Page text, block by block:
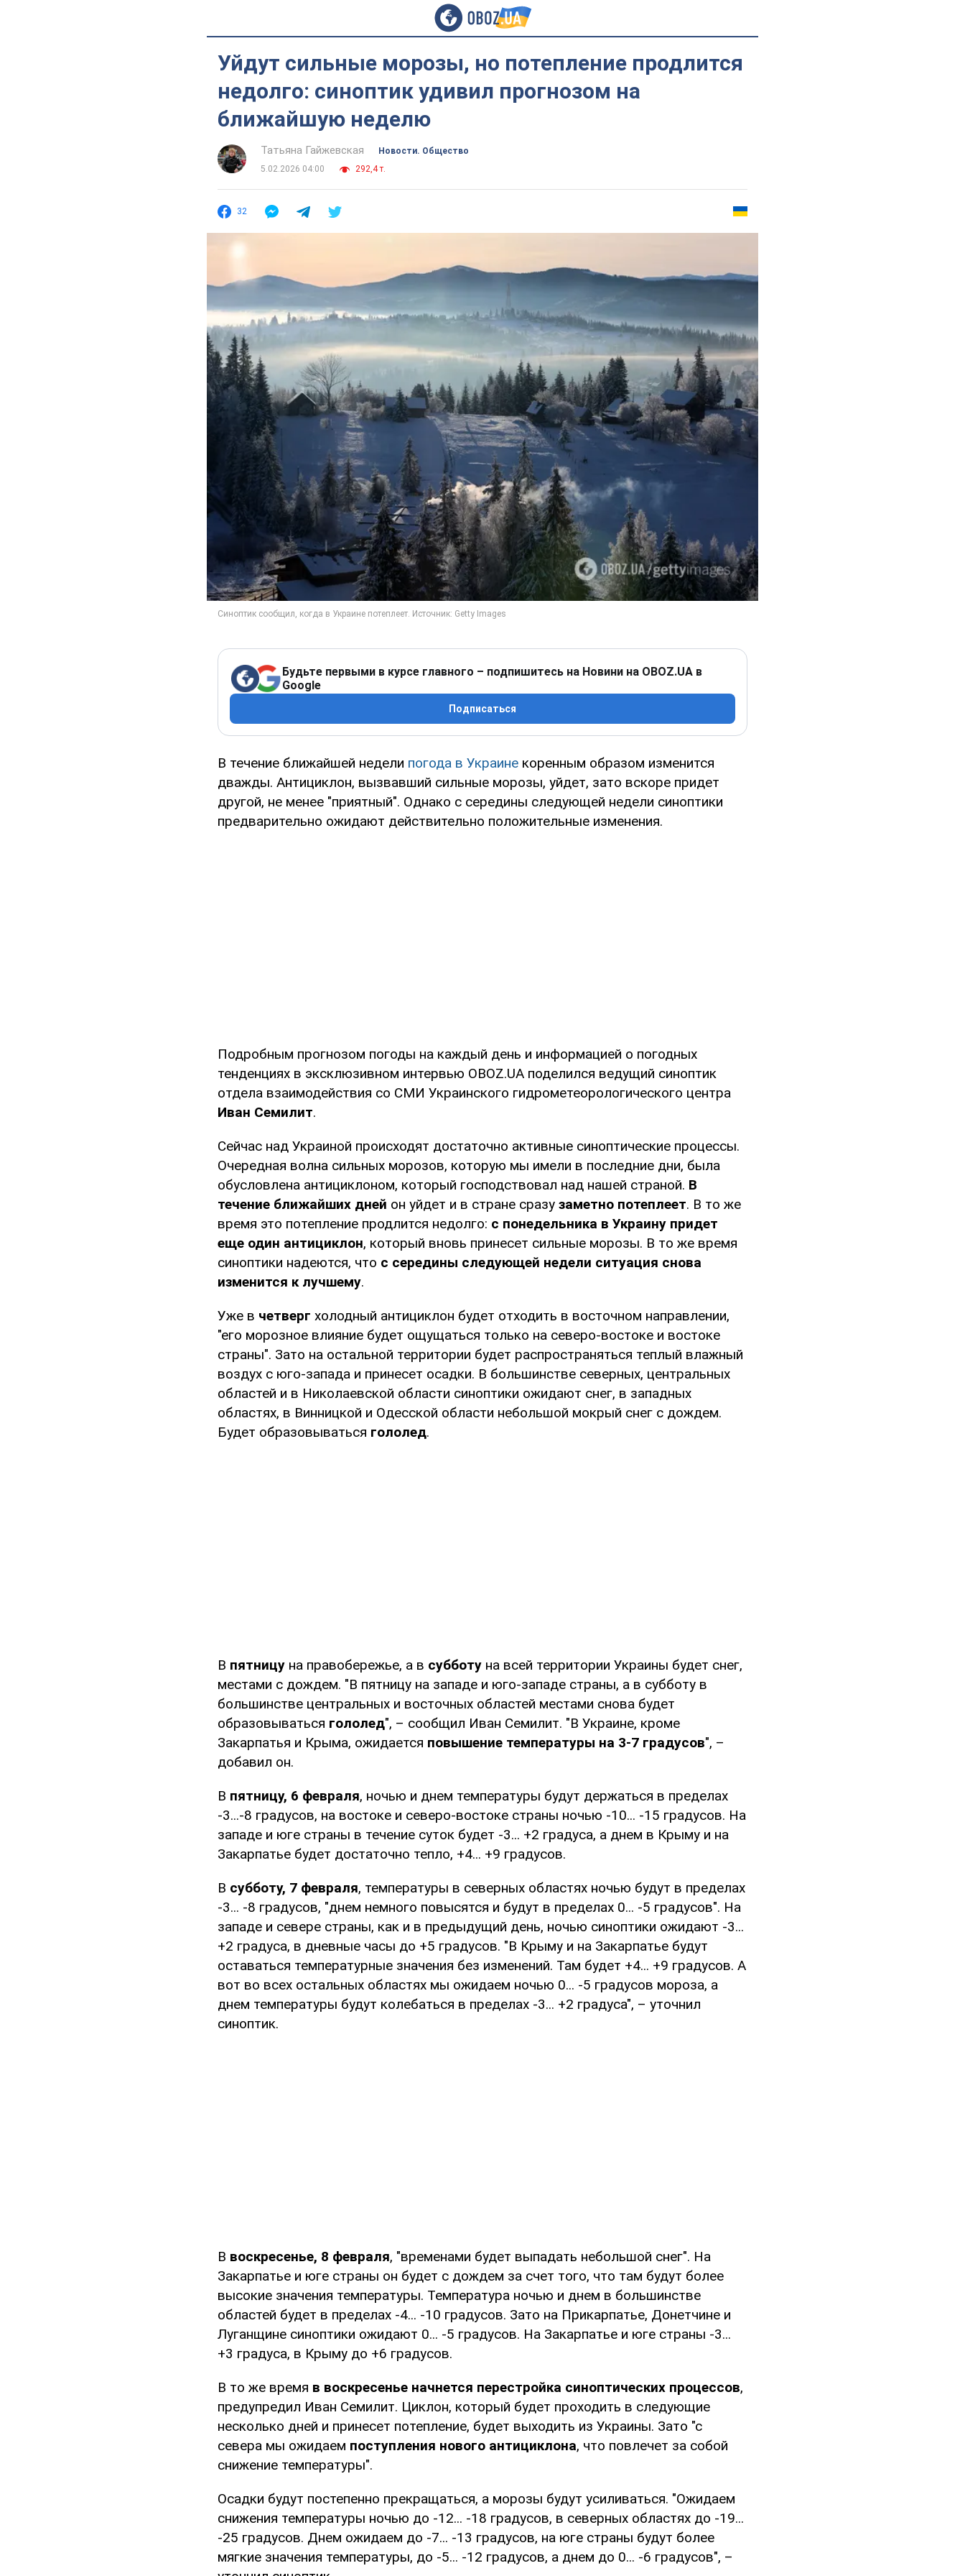
Уйдут сильные морозы, но потепление продлится
недолго: синоптик удивил прогнозом на
ближайшую неделю
Татьяна Гайжевская
Новости. Общество
5.02.2026 04:00
292,4 т.
32
Будьте первыми в курсе главного – подпишитесь на Новини на OBOZ.UA в
Google
Подписаться
В течение ближайшей недели погода в Украине коренным образом изменится
дважды. Антициклон, вызвавший сильные морозы, уйдет, зато вскоре придет
другой, не менее "приятный". Однако с середины следующей недели синоптики
предварительно ожидают действительно положительные изменения.
Подробным прогнозом погоды на каждый день и информацией о погодных
тенденциях в эксклюзивном интервью OBOZ.UA поделился ведущий синоптик
отдела взаимодействия со СМИ Украинского гидрометеорологического центра
Иван Семилит.
Сейчас над Украиной происходят достаточно активные синоптические процессы.
Очередная волна сильных морозов, которую мы имели в последние дни, была
обусловлена антициклоном, который господствовал над нашей страной. В
течение ближайших дней он уйдет и в стране сразу заметно потеплеет. В то же
время это потепление продлится недолго: с понедельника в Украину придет
еще один антициклон, который вновь принесет сильные морозы. В то же время
синоптики надеются, что с середины следующей недели ситуация снова
изменится к лучшему.
Уже в четверг холодный антициклон будет отходить в восточном направлении,
"его морозное влияние будет ощущаться только на северо-востоке и востоке
страны". Зато на остальной территории будет распространяться теплый влажный
воздух с юго-запада и принесет осадки. В большинстве северных, центральных
областей и в Николаевской области синоптики ожидают снег, в западных
областях, в Винницкой и Одесской области небольшой мокрый снег с дождем.
Будет образовываться гололед.
В пятницу на правобережье, а в субботу на всей территории Украины будет снег,
местами с дождем. "В пятницу на западе и юго-западе страны, а в субботу в
большинстве центральных и восточных областей местами снова будет
образовываться гололед", – сообщил Иван Семилит. "В Украине, кроме
Закарпатья и Крыма, ожидается повышение температуры на 3-7 градусов", –
добавил он.
В пятницу, 6 февраля, ночью и днем температуры будут держаться в пределах
-3...-8 градусов, на востоке и северо-востоке страны ночью -10... -15 градусов. На
западе и юге страны в течение суток будет -3... +2 градуса, а днем в Крыму и на
Закарпатье будет достаточно тепло, +4... +9 градусов.
В субботу, 7 февраля, температуры в северных областях ночью будут в пределах
-3... -8 градусов, "днем немного повысятся и будут в пределах 0... -5 градусов". На
западе и севере страны, как и в предыдущий день, ночью синоптики ожидают -3...
+2 градуса, в дневные часы до +5 градусов. "В Крыму и на Закарпатье будут
оставаться температурные значения без изменений. Там будет +4... +9 градусов. А
вот во всех остальных областях мы ожидаем ночью 0... -5 градусов мороза, а
днем температуры будут колебаться в пределах -3... +2 градуса", – уточнил
синоптик.
В воскресенье, 8 февраля, "временами будет выпадать небольшой снег". На
Закарпатье и юге страны он будет с дождем за счет того, что там будут более
высокие значения температуры. Температура ночью и днем в большинстве
областей будет в пределах -4... -10 градусов. Зато на Прикарпатье, Донетчине и
Луганщине синоптики ожидают 0... -5 градусов. На Закарпатье и юге страны -3...
+3 градуса, в Крыму до +6 градусов.
В то же время в воскресенье начнется перестройка синоптических процессов,
предупредил Иван Семилит. Циклон, который будет проходить в следующие
несколько дней и принесет потепление, будет выходить из Украины. Зато "с
севера мы ожидаем поступления нового антициклона, что повлечет за собой
снижение температуры".
Осадки будут постепенно прекращаться, а морозы будут усиливаться. "Ожидаем
снижения температуры ночью до -12... -18 градусов, в северных областях до -19...
-25 градусов. Днем ожидаем до -7... -13 градусов, на юге страны будут более
мягкие значения температуры, до -5... -12 градусов, а днем до 0... -6 градусов", –